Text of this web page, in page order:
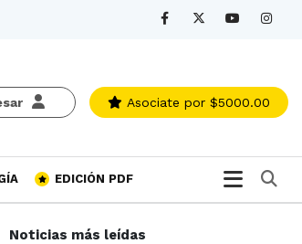
Asociate por $5000.00
EDICIÓN PDF
Noticias más leídas